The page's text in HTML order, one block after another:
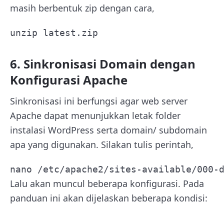
masih berbentuk zip dengan cara,
unzip latest.zip
6. Sinkronisasi Domain dengan
Konfigurasi Apache
Sinkronisasi ini berfungsi agar web server
Apache dapat menunjukkan letak folder
instalasi WordPress serta domain/ subdomain
apa yang digunakan. Silakan tulis perintah,
nano /etc/apache2/sites-available/
Lalu akan muncul beberapa konfigurasi. Pada
panduan ini akan dijelaskan beberapa kondisi: